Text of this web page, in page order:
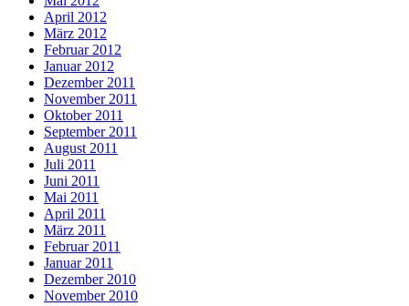
April 2012
März 2012
Februar 2012
Januar 2012
Dezember 2011
November 2011
Oktober 2011
September 2011
August 2011
Juli 2011
Juni 2011
Mai 2011
April 2011
März 2011
Februar 2011
Januar 2011
Dezember 2010
November 2010